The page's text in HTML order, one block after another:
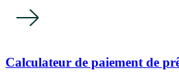
Calculateur de paiement de